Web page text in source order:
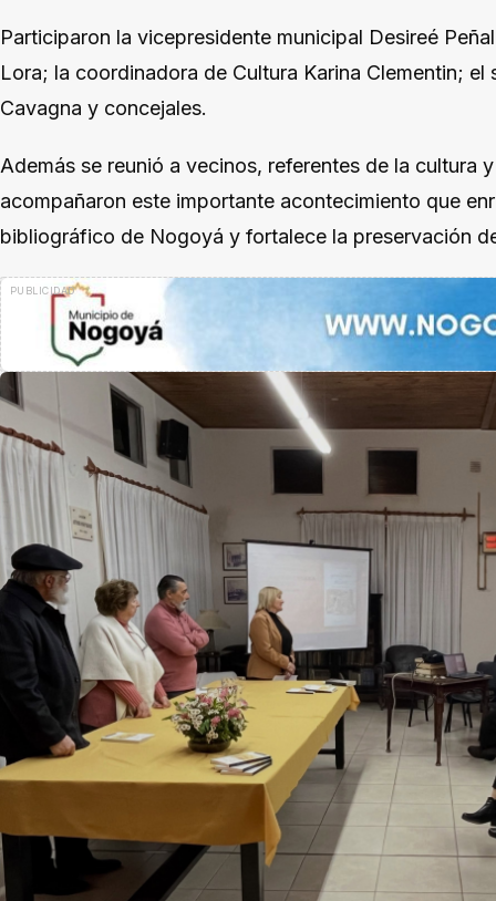
Participaron la vicepresidente municipal Desireé
Lora; la coordinadora de Cultura Karina Clementin; el
Cavagna y concejales.
Además se reunió a vecinos, referentes de la cultura
acompañaron este importante acontecimiento que
bibliográfico de Nogoyá y fortalece la preservación